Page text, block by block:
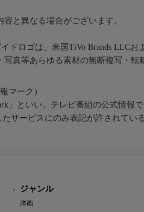
と異なる場合がございます。
ドロゴは、米国TiVo Brands LLC
真等あらゆる素材の無断複写・転
マーク）
」といい、テレビ番組の公式情報
たサービスにのみ表記が許されてい
ジャンル
洋画